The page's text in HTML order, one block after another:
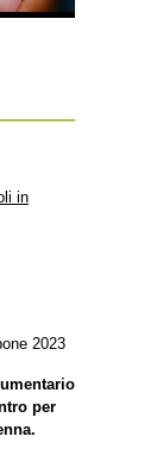
in
2023
per